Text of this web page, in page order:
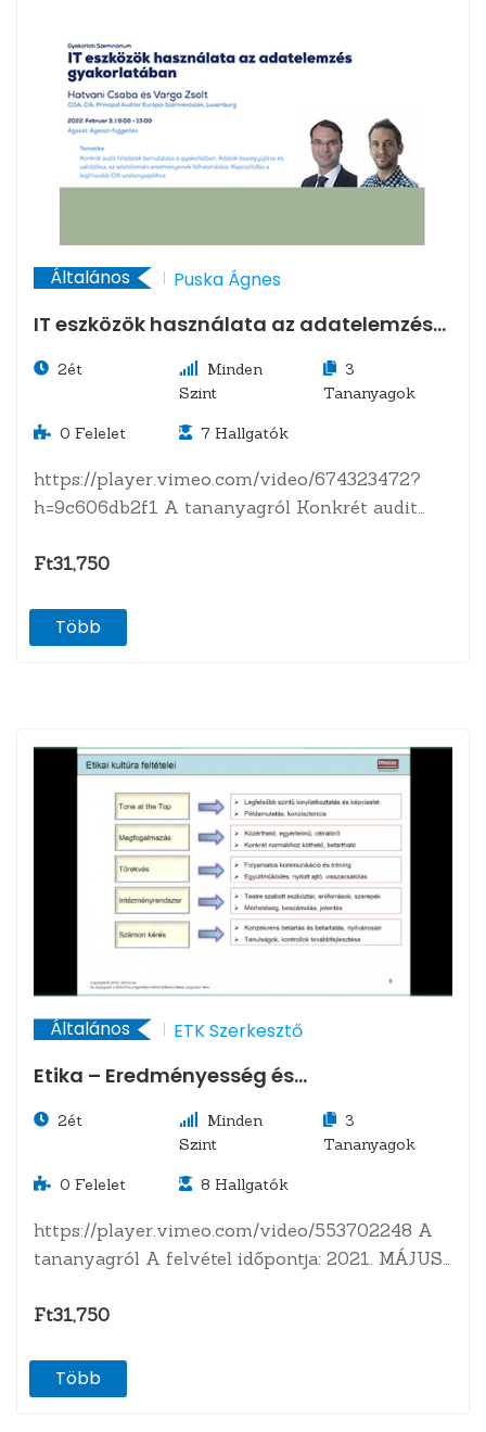
Általános Puska Ágnes
IT eszközök használata az adatelemzés
2ét
Minden
Szint
3
Tananyagok
0 Felelet 7 Hallgatók
https://player.vimeo.com/video/674323472?
h=9c606db2f1 A tananyagról Konkrét audit
összegyűjtése és validálása, az adatelemzés…
Ft31,750
Több
Általános ETK Szerkesztő
Etika – Eredményesség és
sztenderdek és eljárások
2ét
Minden
Szint
3
Tananyagok
0 Felelet 8 Hallgatók
https://player.vimeo.com/video/553702248 A
tananyagról A felvétel időpontja: 2021. MÁJUS
Krisztina, Bíró…
Ft31,750
Több